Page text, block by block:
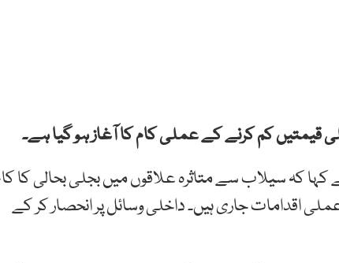
قیمتیں کم کرنے کے عملی کام کا آغاز ہو گیا ہے۔
کہا کہ سیلاب سے متاثرہ علاقوں میں بجلی بحالی کا
اقدامات جاری ہیں۔ داخلی وسائل پر انحصار کر کے